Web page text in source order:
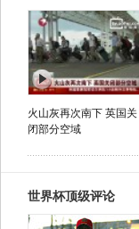
火山灰再次南下 英国关
闭部分空域
世界杯顶级评论